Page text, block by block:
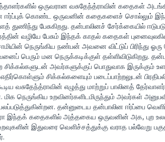
ஒருவரான வசுதேந்த்ராவின் கதைகள்
ஈர்ப்புக் கொண்ட ஒருவனின் கதைகளைச் சொல்லும்
துணிந்து பேசுகிறது. தன்பாலினச் சேர்க்கையில்
வழியே பேசும் இந்தக் காதல் கதைகள்
நெருங்கிய நண்பன் அவனை விட்டுப் பிரிந்து
பெரும் மன நெருக்கடிக்குள் தள்ளிவிடுகிறது.
சிக்கல்களுடன் அவர்களுக்குப் பொதுவாக இருக்கும்
சிக்கல்களையும் படைப்பாற்றலுடன்
வசுதேந்த்ராவின் எழுத்து மாற்றுப் பாலினத்
நெருங்கிய உறவினர்களிடமிருந்தும் அவர்கள்
தன்னுடைய தன்பாலின ஈர்ப்பை
இந்தக் கதைகளில் அத்தகைய ஒருவனின் அக, புற
இதுவரை வெளிச்சத்துக்கு வராத பல்வேறு